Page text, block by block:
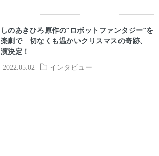
2022.05.02 インタビュー
のあきひろ原作の“ロボットファンタジー”を
劇で 切なくも温かいクリスマスの奇跡、
決定！